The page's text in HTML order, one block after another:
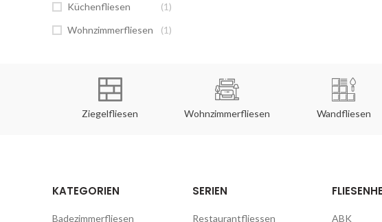
Küchenfliesen
(1)
Wohnzimmerfliesen
(1)
Ziegelfliesen Wohnzimmerfliesen Wandfliesen
KATEGORIEN
Badezimmerfliesen
SERIEN
Restaurantfliessen ABK